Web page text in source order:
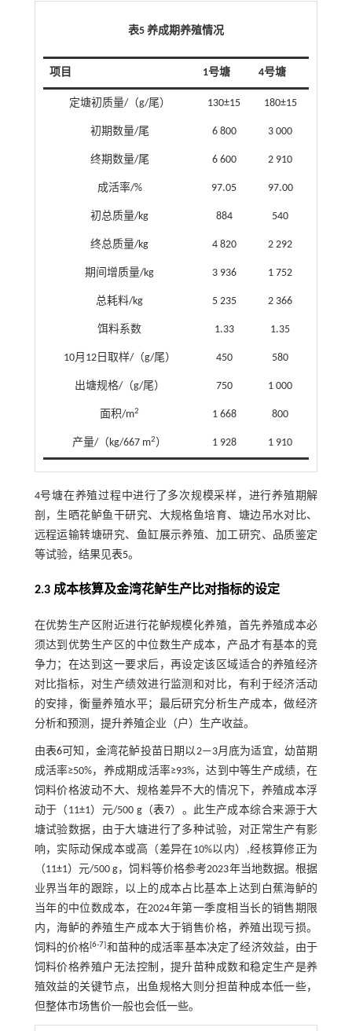
表5 养成期养殖情况
项目 1号塘 4号塘
定塘初质量/（g/尾） 130±15 180±15
初期数量/尾 6 800 3 000
终期数量/尾 6 600 2 910
成活率/% 97.05 97.00
初总质量/kg 884 540
终总质量/kg 4 820 2 292
期间增质量/kg 3 936 1 752
总耗料/kg 5 235 2 366
饵料系数 1.33 1.35
10月12日取样/（g/尾） 450 580
出塘规格/（g/尾） 750 1 000
面积/m2 1 668 800
产量/（kg/667 m2） 1 928 1 910
4号塘在养殖过程中进行了多次规模采样，进行养殖期解
剖，生晒花鲈鱼干研究、大规格鱼培育、塘边吊水对比、
远程运输转塘研究、鱼缸展示养殖、加工研究、品质鉴定
等试验，结果见表5。
2.3 成本核算及金湾花鲈生产比对指标的设定
在优势生产区附近进行花鲈规模化养殖，首先养殖成本必
须达到优势生产区的中位数生产成本，产品才有基本的竞
争力；在达到这一要求后，再设定该区域适合的养殖经济
对比指标，对生产绩效进行监测和对比，有利于经济活动
的安排，衡量养殖水平；最后研究分析生产成本，做经济
分析和预测，提升养殖企业（户）生产收益。
由表6可知，金湾花鲈投苗日期以2—3月底为适宜，幼苗期
成活率≥50%，养成期成活率≥93%，达到中等生产成绩，在
饲料价格波动不大、规格差异不大的情况下，养殖成本浮
动于（11±1）元/500 g（表7）。此生产成本综合来源于大
塘试验数据，由于大塘进行了多种试验，对正常生产有影
响，实际动保成本或高（差异在10%以内）,经核算修正为
（11±1）元/500 g，饲料等价格参考2023年当地数据。根据
业界当年的跟踪，以上的成本占比基本上达到白蕉海鲈的
当年的中位数成本，在2024年第一季度相当长的销售期限
内，海鲈的养殖生产成本大于销售价格，养殖出现亏损。
饲料的价格[6-7]和苗种的成活率基本决定了经济效益，由于
饲料价格养殖户无法控制，提升苗种成数和稳定生产是养
殖效益的关键节点，出鱼规格大则分担苗种成本低一些，
但整体市场售价一般也会低一些。